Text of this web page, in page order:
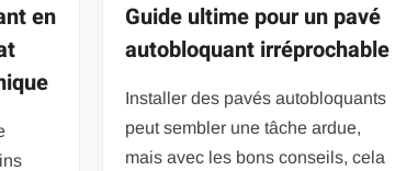
en
Guide ultime pour un pavé
autobloquant irréprochable
Installer des pavés autobloquants
peut sembler une tâche ardue,
mais avec les bons conseils, cela